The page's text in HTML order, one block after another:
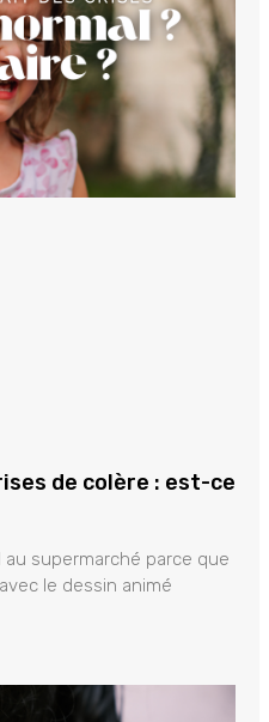
de colère : est-ce
supermarché parce que
le dessin animé